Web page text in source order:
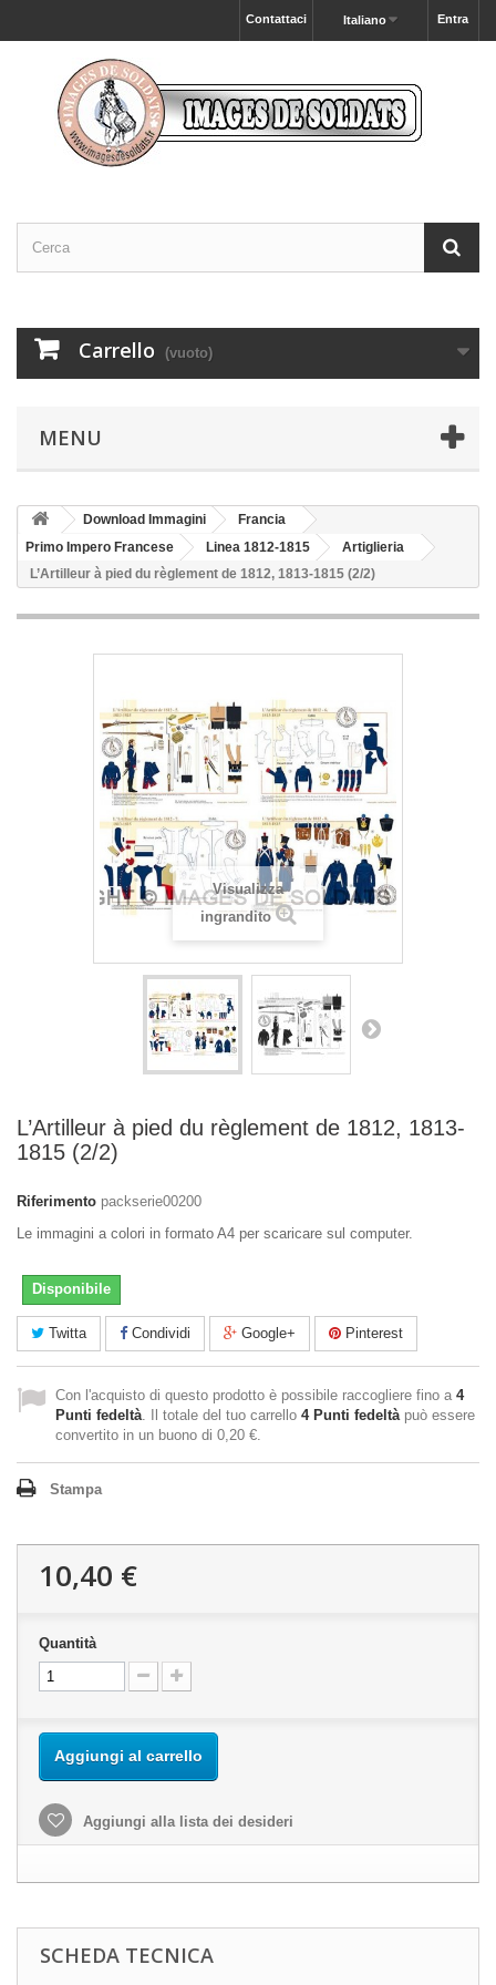
Entra
Italiano
Contattaci
Carrello (vuoto)
MENU
Download Immagini
Francia
Primo Impero Francese
Linea 1812-1815
Artiglieria
L’Artilleur à pied du règlement de 1812, 1813-1815 (2/2)
Visualizza
ingrandito
L’Artilleur à pied du règlement de 1812, 1813-
1815 (2/2)
Riferimento packserie00200
Le immagini a colori in formato A4 per scaricare sul computer.
Disponibile
Twitta Condividi Google+ Pinterest
Con l'acquisto di questo prodotto è possibile raccogliere fino a 4
Punti fedeltà. Il totale del tuo carrello 4Punti fedeltàpuò essere
convertito in un buono di 0,20 €.
Stampa
10,40 €
Quantità
Aggiungi al carrello
Aggiungi alla lista dei desideri
SCHEDA TECNICA